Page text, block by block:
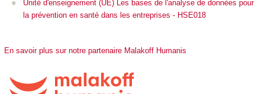
Unité d'enseignement (UE) Les bases de l'analyse de données pour
la prévention en santé dans les entreprises - HSE018
En savoir plus sur notre partenaire Malakoff Humanis